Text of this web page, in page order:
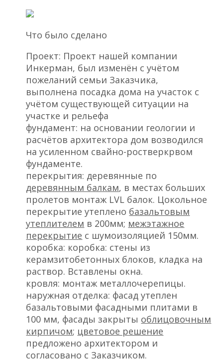
Что было сделано
Проект: Проект нашей компании
Инкерман, был изменён с учётом
пожеланий семьи Заказчика,
выполнена посадка дома на участок с
учётом существующей ситуации на
участке и рельефа
фундамент: на основании геологии и
расчётов архитектора дом возводился
на усиленном свайно-ростверкрвом
фундаменте.
перекрытия: деревянные по
деревянным балкам, в местах больших
пролетов монтаж LVL балок. Цокольное
перекрытие утеплено базальтовым
утеплителем в 200мм; межэтажное
перекрытие с шумоизоляцией 150мм.
коробка: коробка: стены из
керамзитобетонных блоков, кладка на
раствор. Вставлены окна.
кровля: монтаж металлочерепицы.
наружная отделка: фасад утеплен
базальтовыми фасадными плитами в
100 мм, фасады закрыты облицовочным
кирпичом; цветовое решение
предложено архитектором и
согласовано с Заказчиком.